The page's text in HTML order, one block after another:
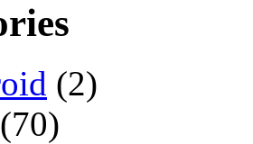
(2)
(70)